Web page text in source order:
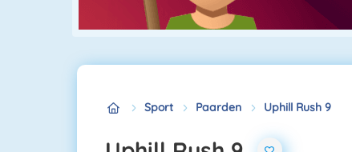
Sport Paarden Uphill Rush 9